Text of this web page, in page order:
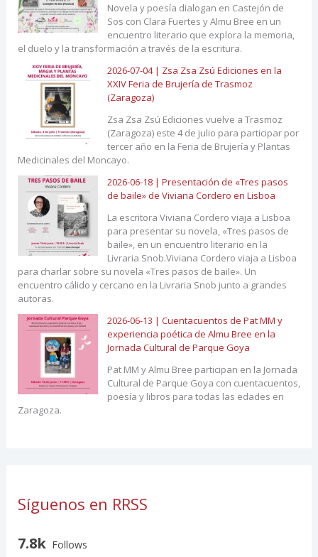
Novela y poesía dialogan en Castejón de
Sos con Clara Fuertes y Almu Bree en un
encuentro literario que explora la memoria,
el duelo y la transformación a través de la escritura.
2026-07-04 | Zsa Zsa Zsú Ediciones en la
XXIV Feria de Brujería de Trasmoz
(Zaragoza)
Zsa Zsa Zsú Ediciones vuelve a Trasmoz
(Zaragoza) este 4 de julio para participar por
tercer año en la Feria de Brujería y Plantas
Medicinales del Moncayo.
2026-06-18 | Presentación de «Tres pasos
de baile» de Viviana Cordero en Lisboa
La escritora Viviana Cordero viaja a Lisboa
para presentar su novela, «Tres pasos de
baile», en un encuentro literario en la
Livraria Snob.Viviana Cordero viaja a Lisboa
para charlar sobre su novela «Tres pasos de baile». Un
encuentro cálido y cercano en la Livraria Snob junto a grandes
autoras.
2026-06-13 | Cuentacuentos de Pat MM y
experiencia poética de Almu Bree en la
Jornada Cultural de Parque Goya
Pat MM y Almu Bree participan en la Jornada
Cultural de Parque Goya con cuentacuentos,
poesía y libros para todas las edades en
Zaragoza.
Síguenos en RRSS
7.8k Follows